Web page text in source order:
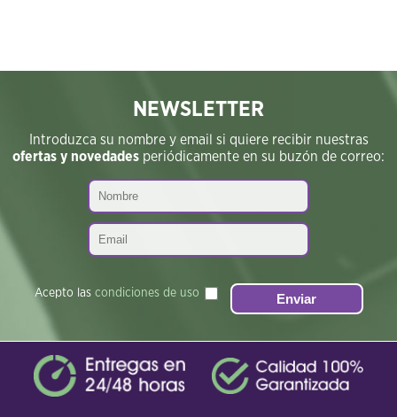
NEWSLETTER
Introduzca su nombre y email si quiere recibir nuestras
ofertas y novedades periódicamente en su buzón de correo:
Acepto las condiciones de uso